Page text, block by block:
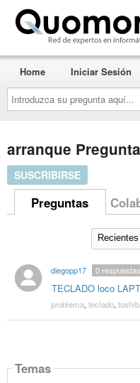
Introduzca
su
pregunta
aquí...
Home Iniciar Sesión
arranque
SUSCRIBIRSE
Preguntas
diegopp17
TECLADO loco
0respuestas
problema, teclado,
Temas